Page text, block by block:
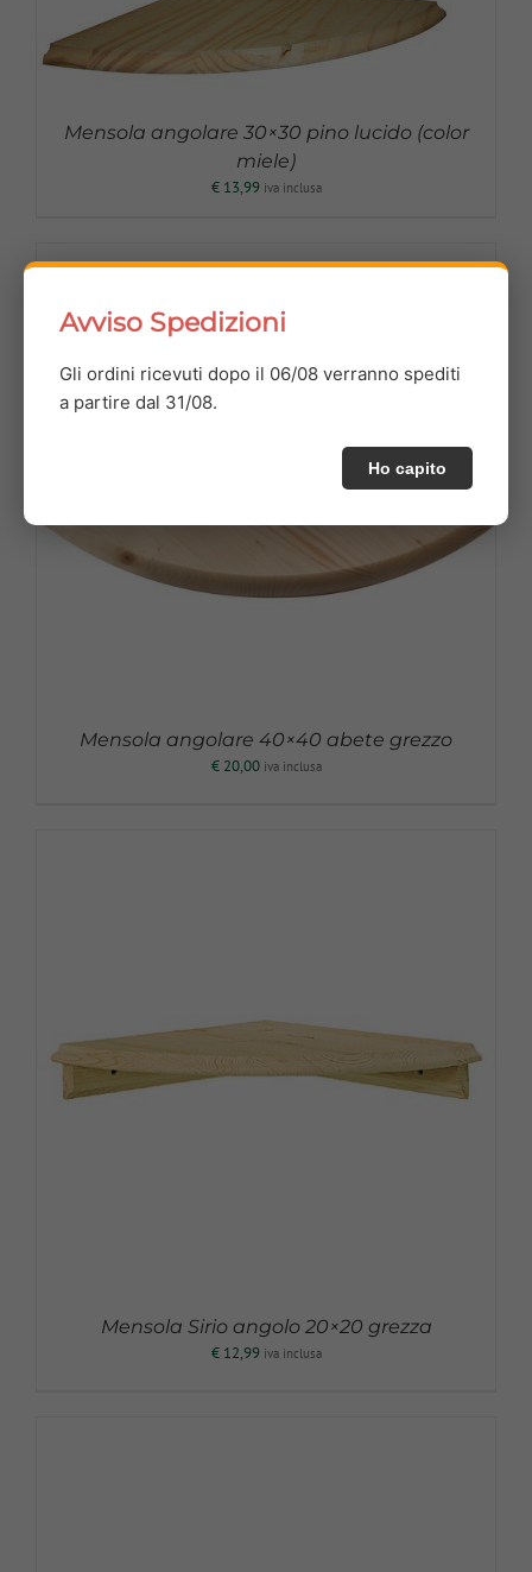
Mensola angolare 30×30 pino lucido (color
miele)
€13,99 iva inclusa
Mensola angolare 40×40 abete grezzo
€20,00 iva inclusa
Mensola Sirio angolo 20×20 grezza
€12,99 iva inclusa
Avviso Spedizioni
Gli ordini ricevuti dopo il 06/08 verranno spediti
a partire dal 31/08.
Ho capito